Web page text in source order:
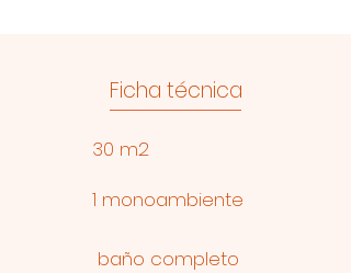
Ficha técnica
30 m2
1 monoambiente
baño completo